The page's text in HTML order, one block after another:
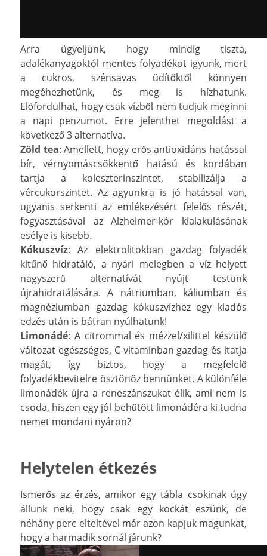
Arra ügyeljünk, hogy mindig tiszta,
adalékanyagoktól mentes folyadékot igyunk, mert
a cukros, szénsavas üdítőktől könnyen
megéhezhetünk, és meg is hízhatunk.
Előfordulhat, hogy csak vízből nem tudjuk meginni
a napi penzumot. Erre jelenthet megoldást a
következő 3 alternatíva.
Zöld tea: Amellett, hogy erős antioxidáns hatással
bír, vérnyomáscsökkentő hatású és kordában
tartja a koleszterinszintet, stabilizálja a
vércukorszintet. Az agyunkra is jó hatással van,
ugyanis serkenti az emlékezésért felelős részét,
fogyasztásával az Alzheimer-kór kialakulásának
esélye is kisebb.
Kókuszvíz: Az elektrolitokban gazdag folyadék
kitűnő hidratáló, a nyári melegben a víz helyett
nagyszerű alternatívát nyújt testünk
újrahidratálására. A nátriumban, káliumban és
magnéziumban gazdag kókuszvízhez egy kiadós
edzés után is bátran nyúlhatunk!
Limonádé: A citrommal és mézzel/xilittel készülő
változat egészséges, C-vitaminban gazdag és itatja
magát, így biztos, hogy a megfelelő
folyadékbevitelre ösztönöz bennünket. A különféle
limonádék újra a reneszánszukat élik, ami nem is
csoda, hiszen egy jól behűtött limonádéra ki tudna
nemet mondani nyáron?
Helytelen étkezés
Ismerős az érzés, amikor egy tábla csokinak úgy
állunk neki, hogy csak egy kockát eszünk, de
néhány perc elteltével már azon kapjuk magunkat,
hogy a harmadik sornál járunk?